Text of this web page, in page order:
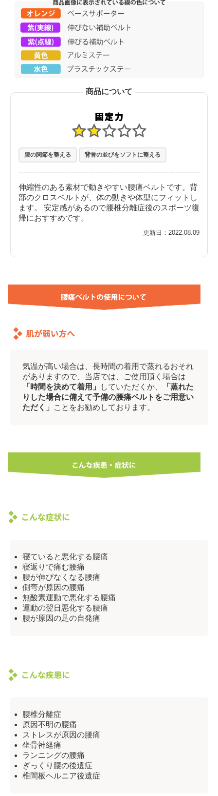
商品について
腰の関節を整える 背骨の並びをソフトに整える
伸縮性のある素材で動きやすい腰痛ベルトです。背
部のクロスベルトが、体の動きや体型にフィットし
ます。 安定感があるので腰椎分離症後のスポーツ復
帰におすすめです。
更新日：2022.08.09
気温が高い場合は、長時間の着用で蒸れるおそれ
がありますので、当店では、ご使用頂く場合は
「時間を決めて着用」
していただくか、
「蒸れた
りした場合に備えて予備の腰痛ベルトをご用意い
ただく」
ことをお勧めしております。
寝ていると悪化する腰痛
寝返りで痛む腰痛
腰が伸びなくなる腰痛
側弯が原因の腰痛
無酸素運動で悪化する腰痛
運動の翌日悪化する腰痛
腰が原因の足の自発痛
腰椎分離症
原因不明の腰痛
ストレスが原因の腰痛
坐骨神経痛
ランニングの腰痛
ぎっくり腰の後遺症
椎間板ヘルニア後遺症